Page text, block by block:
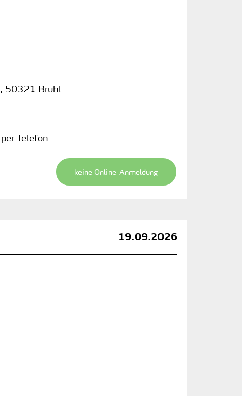
, 50321 Brühl
per Telefon
keine Online-Anmeldung
19.09.2026